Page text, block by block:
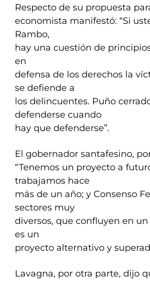
Respecto de su propuesta
economista manifestó: “Si
Rambo,
hay una cuestión de
en
defensa de los derechos la
se defiende a
los delincuentes. Puño
defenderse cuando
hay que defenderse”.
El gobernador santafesino,
“Tenemos un proyecto a
trabajamos hace
más de un año; y Consenso
sectores muy
diversos, que confluyen en
es un
proyecto alternativo y
Lavagna, por otra parte, dijo